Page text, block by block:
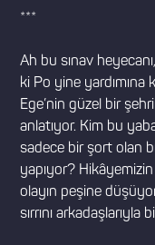
***
Ah bu sınav
ki Po yine yardımına
Ege’nin güzel bir
anlatıyor. Kim bu
sadece bir şort olan
yapıyor?
olayın peşine
sırrını arkadaşlarıyla